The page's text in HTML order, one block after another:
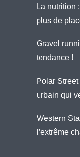
La nutrition
plus de
Gravel
tendance !
Polar
urbain qui
Western
l’extrême